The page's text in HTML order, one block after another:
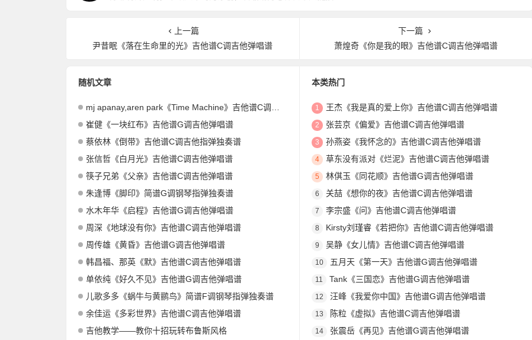
上一篇
尹昔眠《落在生命里的光》吉他谱C调吉他弹唱谱
下一篇
萧煌奇《你是我的眼》吉他谱C调吉他弹唱谱
随机文章
mj apanay,aren park《Time Machine》吉他谱C调吉他弹唱谱
崔健《一块红布》吉他谱G调吉他弹唱谱
蔡依林《倒带》吉他谱C调吉他指弹独奏谱
张信哲《白月光》吉他谱C调吉他弹唱谱
筷子兄弟《父亲》吉他谱C调吉他弹唱谱
朱逢博《脚印》简谱G调钢琴指弹独奏谱
水木年华《启程》吉他谱G调吉他弹唱谱
周深《地球没有你》吉他谱C调吉他弹唱谱
周传雄《黄昏》吉他谱G调吉他弹唱谱
韩昌福、那英《默》吉他谱C调吉他弹唱谱
单依纯《好久不见》吉他谱G调吉他弹唱谱
儿歌多多《蜗牛与黄鹂鸟》简谱F调钢琴指弹独奏谱
余佳运《多彩世界》吉他谱C调吉他弹唱谱
吉他教学——教你十招玩转布鲁斯风格
本类热门
1 王杰《我是真的爱上你》吉他谱C调吉他弹唱谱
2 张芸京《偏爱》吉他谱C调吉他弹唱谱
3 孙燕姿《我怀念的》吉他谱C调吉他弹唱谱
4 草东没有派对《烂泥》吉他谱C调吉他弹唱谱
5 林倛玉《同花顺》吉他谱G调吉他弹唱谱
6 关喆《想你的夜》吉他谱C调吉他弹唱谱
7 李宗盛《问》吉他谱C调吉他弹唱谱
8 Kirsty刘瑾睿《若把你》吉他谱C调吉他弹唱谱
9 吴静《女儿情》吉他谱C调吉他弹唱谱
10 五月天《第一天》吉他谱G调吉他弹唱谱
11 Tank《三国恋》吉他谱G调吉他弹唱谱
12 汪峰《我爱你中国》吉他谱G调吉他弹唱谱
13 陈粒《虚拟》吉他谱C调吉他弹唱谱
14 张震岳《再见》吉他谱G调吉他弹唱谱